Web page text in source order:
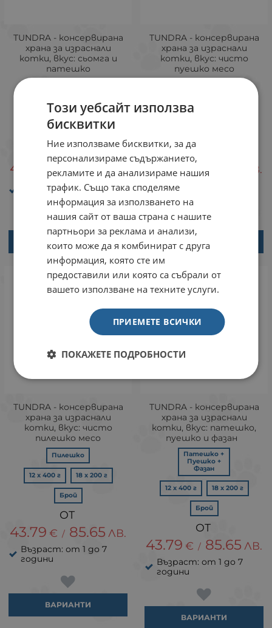
TUNDRA - консервирана
храна за израснали
котки, вкус: сьомга и
патешко
12 х 400 г 18 х 200 г
Брой
43.79 € / 85.65 ЛВ.
Възраст: от 1 до 7
години
TUNDRA - консервирана
храна за израснали
котки, вкус: чисто
пуешко месо
12 х 400 г
43.79 € / 85.65 ЛВ.
Възраст: от 1 до 7
TUNDRA - консервирана
храна за израснали
котки, вкус: чисто
пилешко месо
Пилешко
12 х 400 г 18 х 200 г
Брой
43.79 € / 85.65 ЛВ.
Възраст: от 1 до 7
години
ВАРИАНТИ
TUNDRA - консервирана
храна за израснали
котки, вкус: патешко,
пуешко и фазан
Патешко +
Пуешко +
Фазан
12 х 400 г 18 х 200 г
Брой
43.79 € / 85.65 ЛВ.
Възраст: от 1 до 7
години
ВАРИАНТИ
Този уебсайт използва
бисквитки
Ние използваме бисквитки, за да
персонализираме съдържанието,
рекламите и да анализираме нашия
трафик. Също така споделяме
информация за използването на
нашия сайт от ваша страна с нашите
партньори за реклама и анализи,
които може да я комбинират с друга
информация, която сте им
предоставили или която са събрали от
вашето използване на техните услуги.
ПРИЕМЕТЕ ВСИЧКИ
ПОКАЖЕТЕ ПОДРОБНОСТИ